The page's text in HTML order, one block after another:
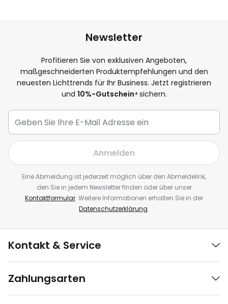
Newsletter
Profitieren Sie von exklusiven Angeboten,
maßgeschneiderten Produktempfehlungen und den
neuesten Lichttrends für Ihr Business. Jetzt registrieren
und 10%-Gutschein⁴ sichern.
Anmelden
Eine Abmeldung ist jederzeit möglich über den Abmeldelink,
den Sie in jedem Newsletter finden oder über unser
Kontaktformular. Weitere Informationen erhalten Sie in der
Datenschutzerklärung.
Kontakt & Service
Zahlungsarten